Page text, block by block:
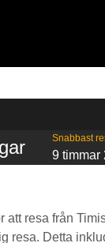
Snabbast
9 timmar
att resa från
resa. Detta